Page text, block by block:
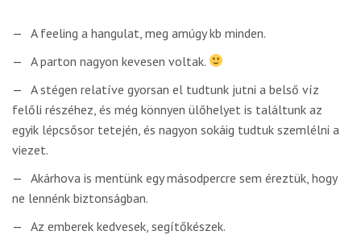
A feeling a hangulat, meg amúgy kb minden.
A parton nagyon kevesen voltak.
A stégen relatíve gyorsan el tudtunk jutni a belső víz
felőli részéhez, és még könnyen ülőhelyet is találtunk az
egyik lépcsősor tetején, és nagyon sokáig tudtuk szemlélni a
viezet.
Akárhova is mentünk egy másodpercre sem éreztük, hogy
ne lennénk biztonságban.
Az emberek kedvesek, segítőkészek.